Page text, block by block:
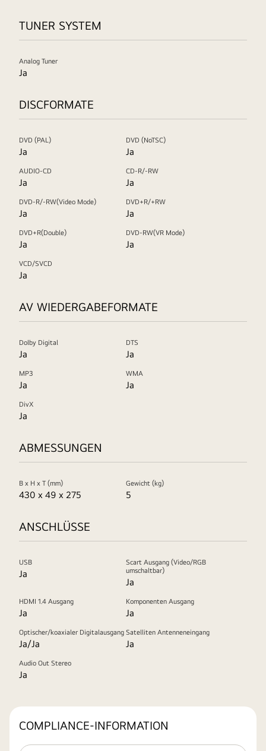
TUNER SYSTEM
Analog Tuner
Ja
DISCFORMATE
DVD (PAL)
Ja
DVD (NoTSC)
Ja
AUDIO-CD
Ja
CD-R/-RW
Ja
DVD-R/-RW(Video Mode)
Ja
DVD+R/+RW
Ja
DVD+R(Double)
Ja
DVD-RW(VR Mode)
Ja
VCD/SVCD
Ja
AV WIEDERGABEFORMATE
Dolby Digital
Ja
DTS
Ja
MP3
Ja
WMA
Ja
DivX
Ja
ABMESSUNGEN
B x H x T (mm)
430 x 49 x 275
Gewicht (kg)
5
ANSCHLÜSSE
USB
Ja
Scart Ausgang (Video/RGB
umschaltbar)
Ja
HDMI 1.4 Ausgang
Ja
Komponenten Ausgang
Ja
Optischer/koaxialer Digitalausgang
Ja/Ja
Satelliten Antenneneingang
Ja
Audio Out Stereo
Ja
COMPLIANCE-INFORMATION